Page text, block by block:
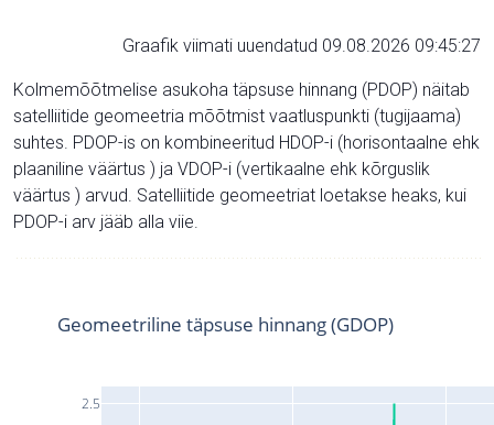
Graafik viimati uuendatud 09.08.2026 09:45:27
Kolmemõõtmelise asukoha täpsuse hinnang (PDOP) näitab
satelliitide geomeetria mõõtmist vaatluspunkti (tugijaama)
suhtes. PDOP-is on kombineeritud HDOP-i (horisontaalne ehk
plaaniline väärtus ) ja VDOP-i (vertikaalne ehk kõrguslik
väärtus ) arvud. Satelliitide geomeetriat loetakse heaks, kui
PDOP-i arv jääb alla viie.
2.5
Geomeetriline täpsuse hinnang (GDOP)